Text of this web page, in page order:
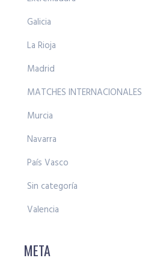
Galicia
La Rioja
Madrid
MATCHES INTERNACIONALES
Murcia
Navarra
País Vasco
Sin categoría
Valencia
META